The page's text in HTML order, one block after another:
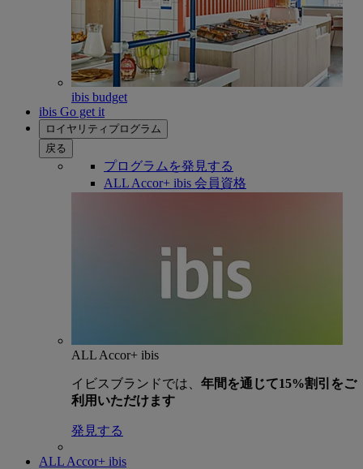
ibis budget
ibis Go get it
ロイヤリティプログラム
戻る
プログラムを発見する
ALL Accor+ ibis 会員資格
ALL Accor+ ibis
イビスブランドでは、 年間を通じて15%割引をご
利用いただけます
発見する
ALL Accor+ ibis